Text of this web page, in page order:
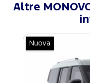
Altre
Nuova